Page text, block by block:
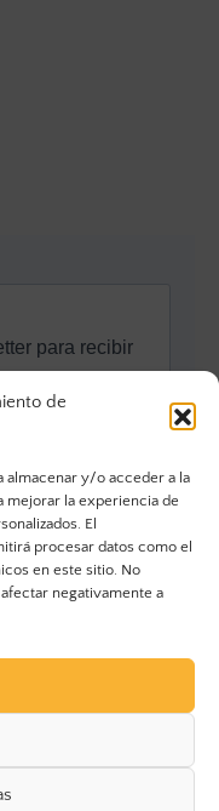
de
almacenar y/o acceder a la
mejorar la experiencia de
El
procesar datos como el
en este sitio. No
negativamente a